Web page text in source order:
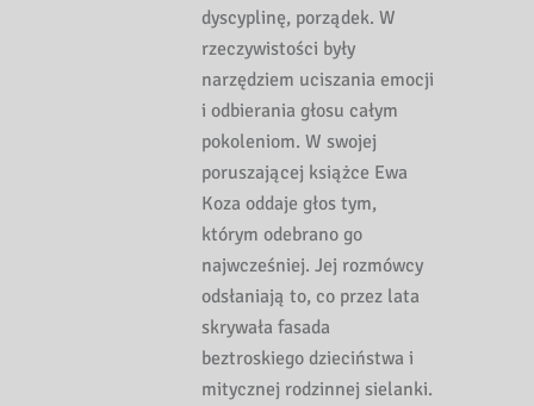
dyscyplinę, porządek. W
rzeczywistości były
narzędziem uciszania emocji
i odbierania głosu całym
pokoleniom. W swojej
poruszającej książce Ewa
Koza oddaje głos tym,
którym odebrano go
najwcześniej. Jej rozmówcy
odsłaniają to, co przez lata
skrywała fasada
beztroskiego dzieciństwa i
mitycznej rodzinnej sielanki.